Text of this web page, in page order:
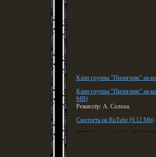
Клип группы "Пилигрим" на
Клип группы "Пилигрим" на
MB)
Режиссёр: А. Солоха.
Смотреть на RuTube (9.12 Mb)